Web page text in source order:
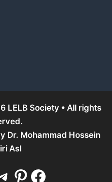
Society • All rights
Dr. Mohammad Hossein
Asl
Pinterest Facebook